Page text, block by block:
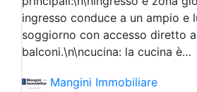
ingresso conduce a un ampio e
soggiorno con accesso diretto
balconi.\n\ncucina: la cucina è…
Mangini Immobiliare